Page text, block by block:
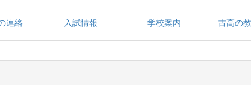
連絡 入試情報 学校案内 古高の